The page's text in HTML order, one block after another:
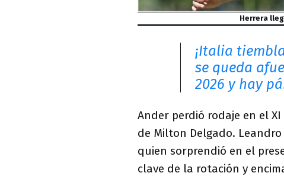
Herrera
¡Italia
se queda
2026 y hay
Ander perdió rodaje en el
de Milton Delgado.
quien sorprendió en el
clave de la rotación y